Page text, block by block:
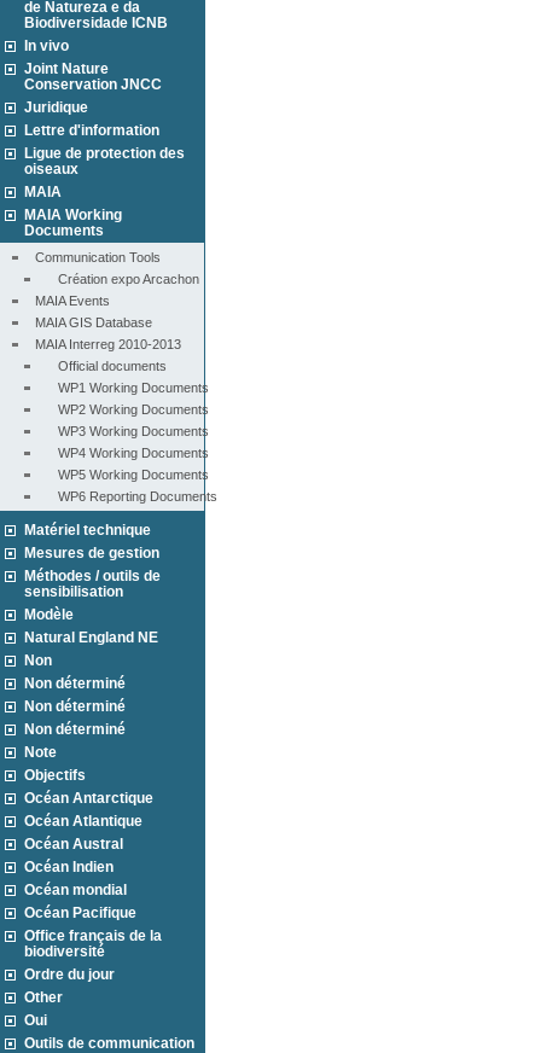
de Natureza e da
Biodiversidade ICNB
In vivo
Joint Nature
Conservation JNCC
Juridique
Lettre d'information
Ligue de protection des
oiseaux
MAIA
MAIA Working
Documents
Communication Tools
Création expo Arcachon
MAIA Events
MAIA GIS Database
MAIA Interreg 2010-2013
Official documents
WP1 Working Documents
WP2 Working Documents
WP3 Working Documents
WP4 Working Documents
WP5 Working Documents
WP6 Reporting Documents
Matériel technique
Mesures de gestion
Méthodes / outils de
sensibilisation
Modèle
Natural England NE
Non
Non déterminé
Non déterminé
Non déterminé
Note
Objectifs
Océan Antarctique
Océan Atlantique
Océan Austral
Océan Indien
Océan mondial
Océan Pacifique
Office français de la
biodiversité
Ordre du jour
Other
Oui
Outils de communication